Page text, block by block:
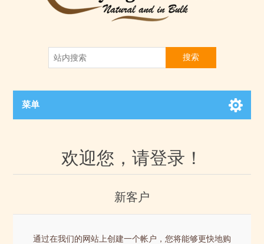
搜索
菜单
欢迎您，请登录！
新客户
通过在我们的网站上创建一个帐户，您将能够更快地购